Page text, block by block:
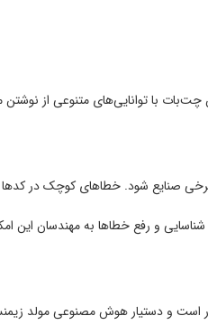
با توانایی‌های متنوعی از نوشتن
شود. خطاهای کوچک در
و رفع خطاها به مهندسان این